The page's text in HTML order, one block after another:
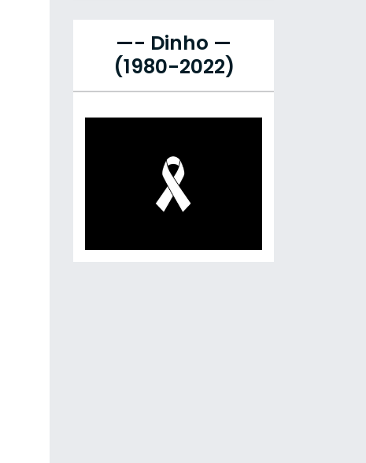
—- Dinho —
(1980-2022)